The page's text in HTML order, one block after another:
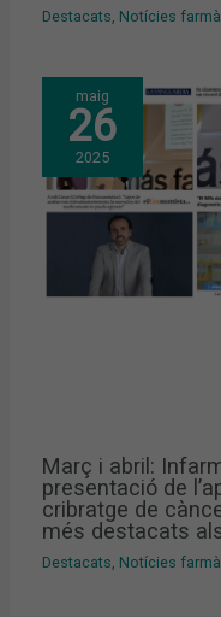
Destacats, Notícies
maig
26
2025
Març i abril:
presentació de
cribratge de
més destacats
Destacats Notícies